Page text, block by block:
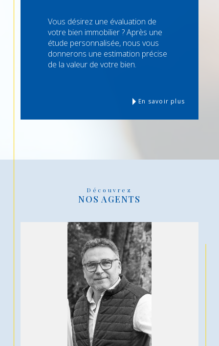
Vous désirez une évaluation de
votre bien immobilier ? Après une
étude personnalisée, nous vous
donnerons une estimation précise
de la valeur de votre bien.
En savoir plus
Découvrez
NOS AGENTS